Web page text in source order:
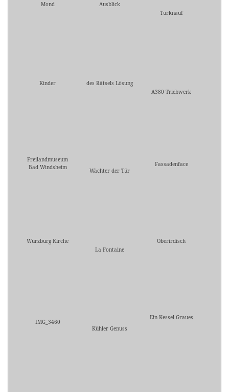
Mond
Ausblick
Türknauf
Kinder
des Rätsels Lösung
A380 Triebwerk
Freilandmuseum
Bad Windsheim
Wächter der Tür
Fassadenface
Würzburg Kirche
La Fontaine
Oberirdisch
IMG_3460
Kühler Genuss
Ein Kessel Graues